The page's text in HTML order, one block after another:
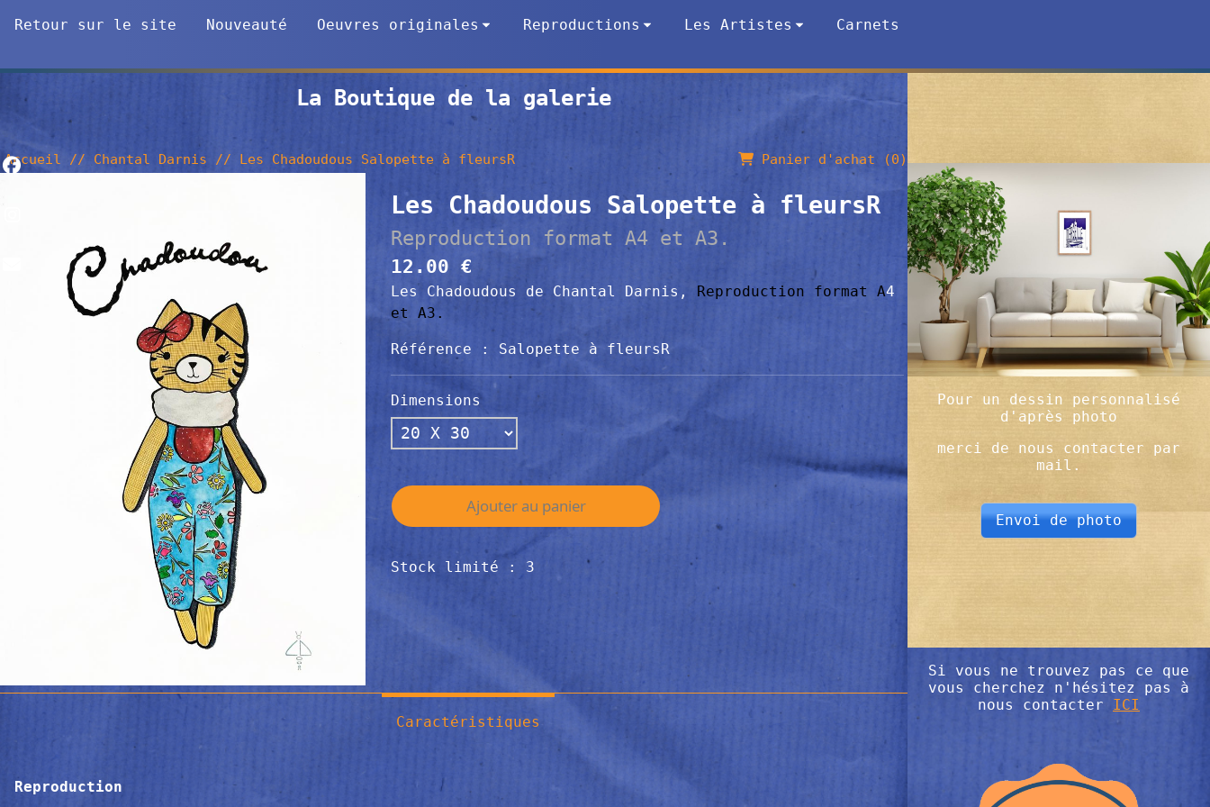
Retour sur le site Nouveauté Oeuvres originales Reproductions Les Artistes Carnets
La Boutique de la galerie
Accueil // Chantal Darnis // Les Chadoudous Salopette à fleursR Panier d'achat (0)
Les Chadoudous Salopette à fleursR
Reproduction format A4 et A3.
12.00 €
Les Chadoudous de Chantal Darnis, Reproduction format A4
et A3.
Référence : Salopette à fleursR
Dimensions
Ajouter au panier
Stock limité : 3
Caractéristiques
Reproduction
Pour un dessin personnalisé
d'après photo
merci de nous contacter par
mail.
Envoi de photo
Si vous ne trouvez pas ce que
vous cherchez n'hésitez pas à
nous contacter ICI